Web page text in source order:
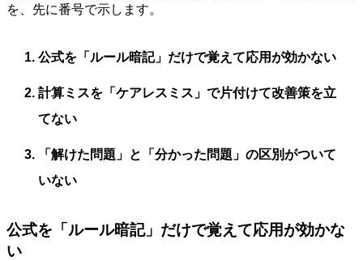
を、先に番号で示します。
公式を「ルール暗記」だけで覚えて応用が効かない
計算ミスを「ケアレスミス」で片付けて改善策を立
てない
「解けた問題」と「分かった問題」の区別がついて
いない
公式を「ルール暗記」だけで覚えて応用が効かな
い